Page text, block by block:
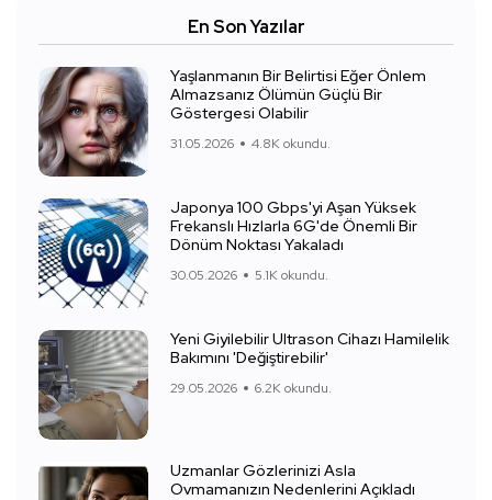
En Son Yazılar
Yaşlanmanın Bir Belirtisi Eğer Önlem
Almazsanız Ölümün Güçlü Bir
Göstergesi Olabilir
31.05.2026 4.8K okundu.
Japonya 100 Gbps'yi Aşan Yüksek
Frekanslı Hızlarla 6G'de Önemli Bir
Dönüm Noktası Yakaladı
30.05.2026 5.1K okundu.
Yeni Giyilebilir Ultrason Cihazı Hamilelik
Bakımını 'Değiştirebilir'
29.05.2026 6.2K okundu.
Uzmanlar Gözlerinizi Asla
Ovmamanızın Nedenlerini Açıkladı